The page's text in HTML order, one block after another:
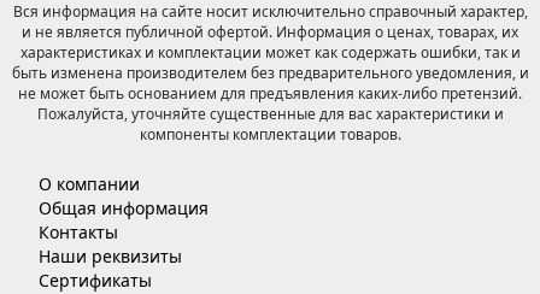
Вся информация на сайте носит исключительно справочный характер,
и не является публичной офертой. Информация о ценах, товарах, их
характеристиках и комплектации может как содержать ошибки, так и
быть изменена производителем без предварительного уведомления, и
не может быть основанием для предъявления каких-либо претензий.
Пожалуйста, уточняйте существенные для вас характеристики и
компоненты комплектации товаров.
О компании
Общая информация
Контакты
Наши реквизиты
Сертификаты